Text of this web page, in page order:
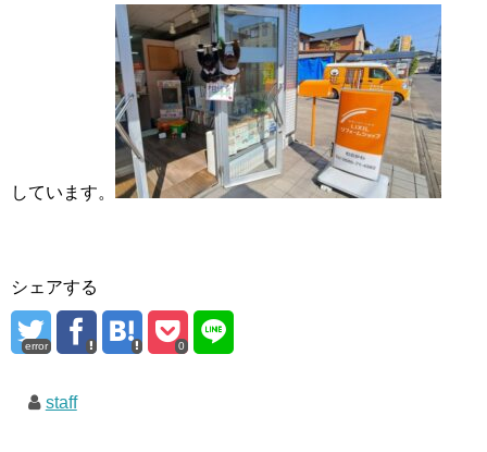
しています。
シェアする
error 0
staff